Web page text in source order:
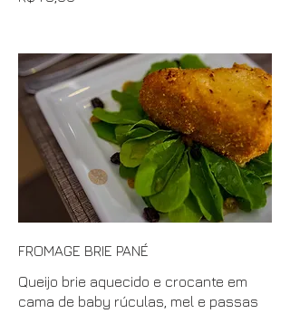
FROMAGE BRIE PANÉ
Queijo brie aquecido e crocante em
cama de baby rúculas, mel e passas